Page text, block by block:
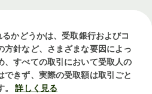
かどうかは、受取銀行およびコ
方針など、さまざまな要因によっ
、すべての取引において受取人の
できず、実際の受取額は取引ごと
詳しく見る